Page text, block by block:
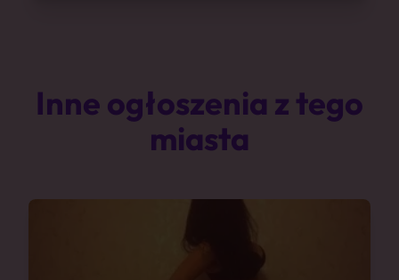
Inne ogłoszenia z tego
miasta